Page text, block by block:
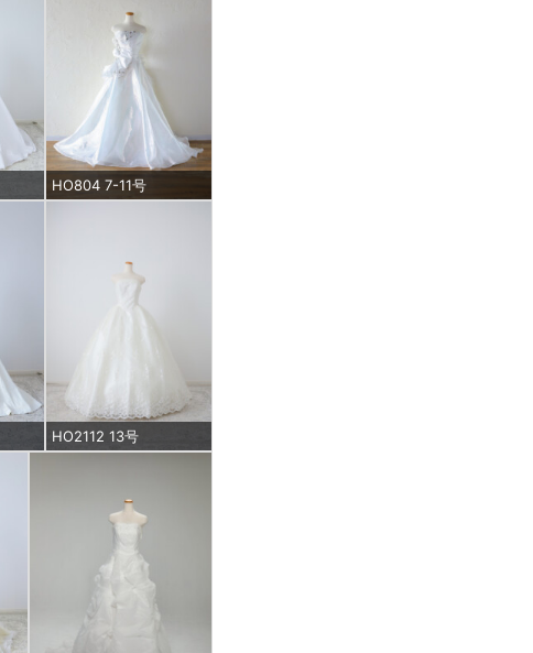
HO804 7-11号
HO2112 13号